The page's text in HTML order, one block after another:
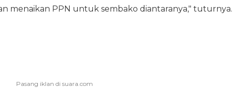
menaikan PPN untuk sembako diantaranya," tuturnya.